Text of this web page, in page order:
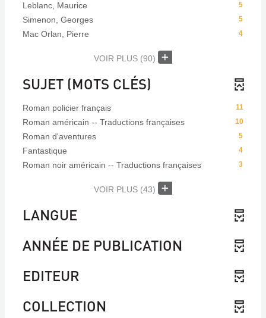
5
Leblanc, Maurice
5
Simenon, Georges
4
Mac Orlan, Pierre
VOIR PLUS (90)
SUJET (MOTS CLÉS)
11
Roman policier français
10
Roman américain -- Traductions françaises
5
Roman d'aventures
4
Fantastique
3
Roman noir américain -- Traductions françaises
VOIR PLUS (43)
LANGUE
ANNÉE DE PUBLICATION
EDITEUR
COLLECTION